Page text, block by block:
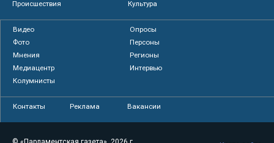
Происшествия
Культура
Видео
Опросы
Фото
Персоны
Мнения
Регионы
Медиацентр
Интервью
Колумнисты
Контакты Реклама Вакансии